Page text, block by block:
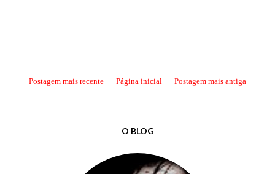
Postagem mais recente Postagem mais antiga
Página inicial
O BLOG